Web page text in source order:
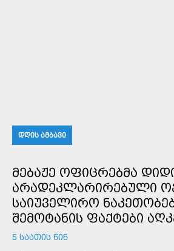
ᲓᲦᲘᲡ ᲐᲛᲑᲐᲕᲘ
ᲛᲔᲑᲐᲟᲔ ᲝᲤᲘᲪᲠᲔᲑᲛᲐ
ᲐᲠᲐᲓᲔᲙᲚᲐᲠᲘᲠᲔᲑᲣᲚᲘ
ᲡᲐᲘᲣᲕᲔᲚᲘᲠᲝ
ᲨᲔᲛᲝᲢᲐᲜᲘᲡ ᲤᲐᲥᲢᲔᲑᲘ
5 ᲡᲐᲐᲗᲘᲡ ᲬᲘᲜ